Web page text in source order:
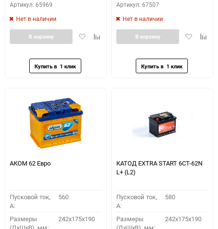
Артикул: 65969
Нет в наличии
ДобавитьДобавить
В корзину
Артикул: 67507
Нет в наличии
Добавить
В корзину
АКОМ 62 Евро
Пусковой ток,
A:
560
Размеры
242x175x190
КАТОД EXTRA START 6СТ-62N
L+ (L2)
Пусковой ток,
A:
580
Размеры
242x175x190